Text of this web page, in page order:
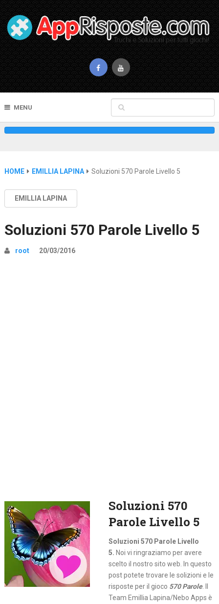
MENU
HOME EMILLIA LAPINA Soluzioni 570 Parole Livello 5
EMILLIA LAPINA
Soluzioni 570 Parole Livello 5
root 20/03/2016
Soluzioni 570
Parole Livello 5
Soluzioni 570 Parole Livello
5. Noi vi ringraziamo per avere
scelto il nostro sito web. In questo
post potete trovare le solizioni e le
risposte per il gioco 570 Parole. Il
Team Emillia Lapina/Nebo Apps è